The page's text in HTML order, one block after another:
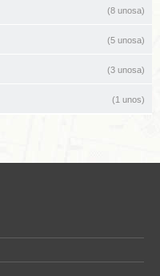
(8 unosa)
(5 unosa)
(3 unosa)
(1 unos)